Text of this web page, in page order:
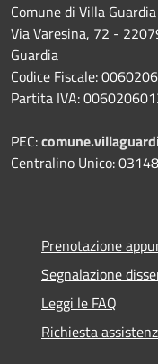
Comune di Villa Guardia
Via Varesina, 72 -
Guardia
Codice Fiscale:
Partita IVA:
PEC:
Centralino Unico:
Prenotazione
Segnalazione
Leggi le FAQ
Richiesta